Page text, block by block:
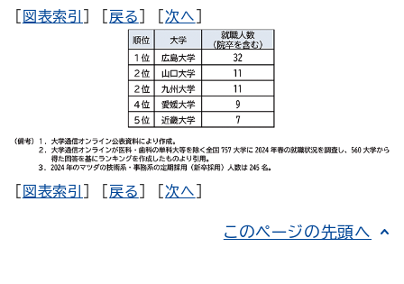
図表索引 戻る ] [次へ
[ 図表索引 ] [戻る] [次へ]
このページの先頭へ